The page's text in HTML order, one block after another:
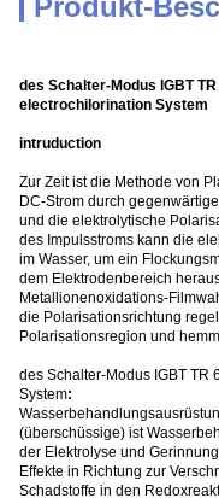
Produkt-
des Schalter-Modus IGBT
electrochilorination System
intruduction
Zur Zeit ist die Methode von
DC-Strom durch
und die elektrolytische
des Impulsstroms kann die
im Wasser, um ein
dem Elektrodenbereich
Metallionenoxidations-
die Polarisationsrichtung
Polarisationsregion und
des Schalter-Modus IGBT TR
System:
(überschüssige) ist
der Elektrolyse und
Effekte in Richtung zur
Schadstoffe in den